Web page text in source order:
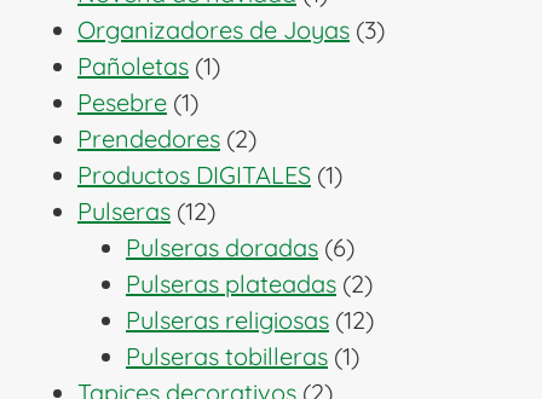
producto
Organizadores de Joyas 33
Pañoletas 11
Pesebre 11
producto
Prendedores 22
productos
Productos DIGITALES 11
Pulseras 1212
productos
Pulseras doradas 66
productos
Pulseras plateadas 22
productos
Pulseras religiosas 1212
Pulseras tobilleras 11
Tapices decorativos 22